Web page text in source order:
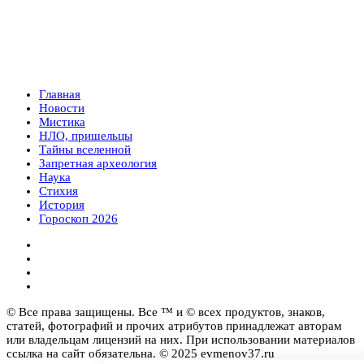
Главная
Новости
Мистика
НЛО, пришельцы
Тайны вселенной
Запретная археология
Наука
Стихия
История
Гороскоп 2026
© Все права защищены. Все ™ и © всех продуктов, знаков,
статей, фотографий и прочих атрибутов принадлежат авторам
или владельцам лицензий на них. При использовании материалов
ссылка на сайт обязательна. © 2025 evmenov37.ru